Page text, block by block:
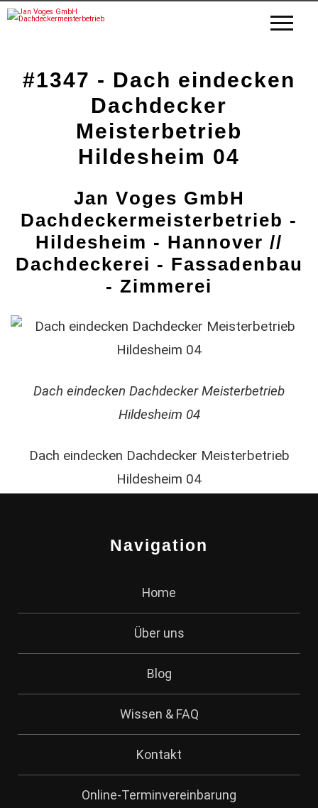
#1347 - Dach eindecken
Dachdecker
Meisterbetrieb
Hildesheim 04
Jan Voges GmbH
Dachdeckermeisterbetrieb -
Hildesheim - Hannover //
Dachdeckerei - Fassadenbau
- Zimmerei
Dach eindecken Dachdecker Meisterbetrieb
Hildesheim 04
Dach eindecken Dachdecker Meisterbetrieb
Hildesheim 04
Navigation
Home
Über uns
Blog
Wissen & FAQ
Kontakt
Online-Terminvereinbarung